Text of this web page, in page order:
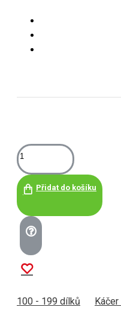
Přidat do košíku
100 - 199 dílků